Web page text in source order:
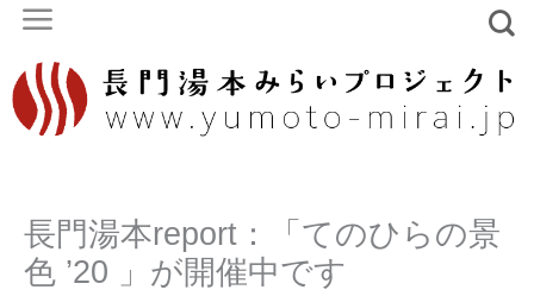
容
を
長門湯本report：「てのひらの景
色 ’20 」が開催中です